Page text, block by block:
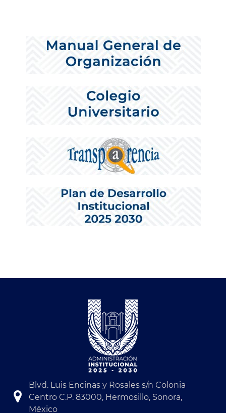
Blvd. Luis Encinas y Rosales s/n Colonia
Centro C.P. 83000, Hermosillo, Sonora,
México